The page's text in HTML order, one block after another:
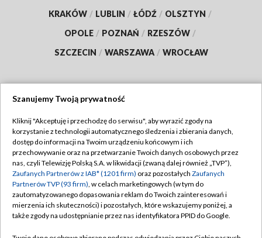
KRAKÓW / LUBLIN / ŁÓDŹ / OLSZTYN /
OPOLE / POZNAŃ / RZESZÓW /
SZCZECIN / WARSZAWA / WROCŁAW
TVP
Abonament TVP
Emisja w TVP
Centrum informacji TVP
Naziemna Telewizja Cyfrowa
Regulamin TVP
Polityka prywatności
Moje zgody
Pomoc
Szanujemy Twoją prywatność
Kliknij "Akceptuję i przechodzę do serwisu", aby wyrazić zgody na
korzystanie z technologii automatycznego śledzenia i zbierania danych,
dostęp do informacji na Twoim urządzeniu końcowym i ich
przechowywanie oraz na przetwarzanie Twoich danych osobowych przez
nas, czyli Telewizję Polską S.A. w likwidacji (zwaną dalej również „TVP”),
Zaufanych Partnerów z IAB* (1201 firm) oraz pozostałych Zaufanych
Partnerów TVP (93 firm), w celach marketingowych (w tym do
zautomatyzowanego dopasowania reklam do Twoich zainteresowań i
mierzenia ich skuteczności) i pozostałych, które wskazujemy poniżej, a
także zgody na udostępnianie przez nas identyfikatora PPID do Google.